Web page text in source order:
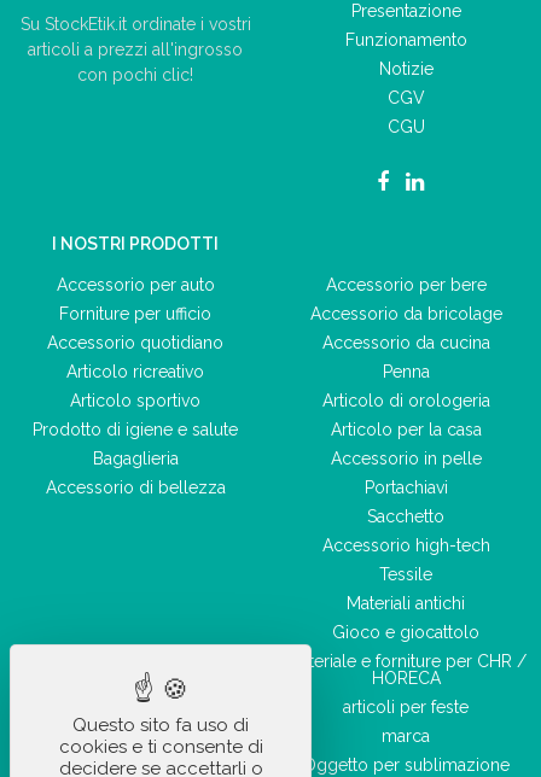
Su StockEtik.it ordinate i vostri
articoli a prezzi all'ingrosso
con pochi clic!
Presentazione
Funzionamento
Notizie
CGV
CGU
I NOSTRI PRODOTTI
Accessorio per auto
Forniture per ufficio
Accessorio quotidiano
Articolo ricreativo
Articolo sportivo
Prodotto di igiene e salute
Bagaglieria
Accessorio di bellezza
Accessorio per bere
Accessorio da bricolage
Accessorio da cucina
Penna
Articolo di orologeria
Articolo per la casa
Accessorio in pelle
Portachiavi
Sacchetto
Accessorio high-tech
Tessile
Materiali antichi
Gioco e giocattolo
Materiale e forniture per CHR /
HORECA
articoli per feste
marca
Oggetto per sublimazione
Questo sito fa uso di
cookies e ti consente di
decidere se accettarli o